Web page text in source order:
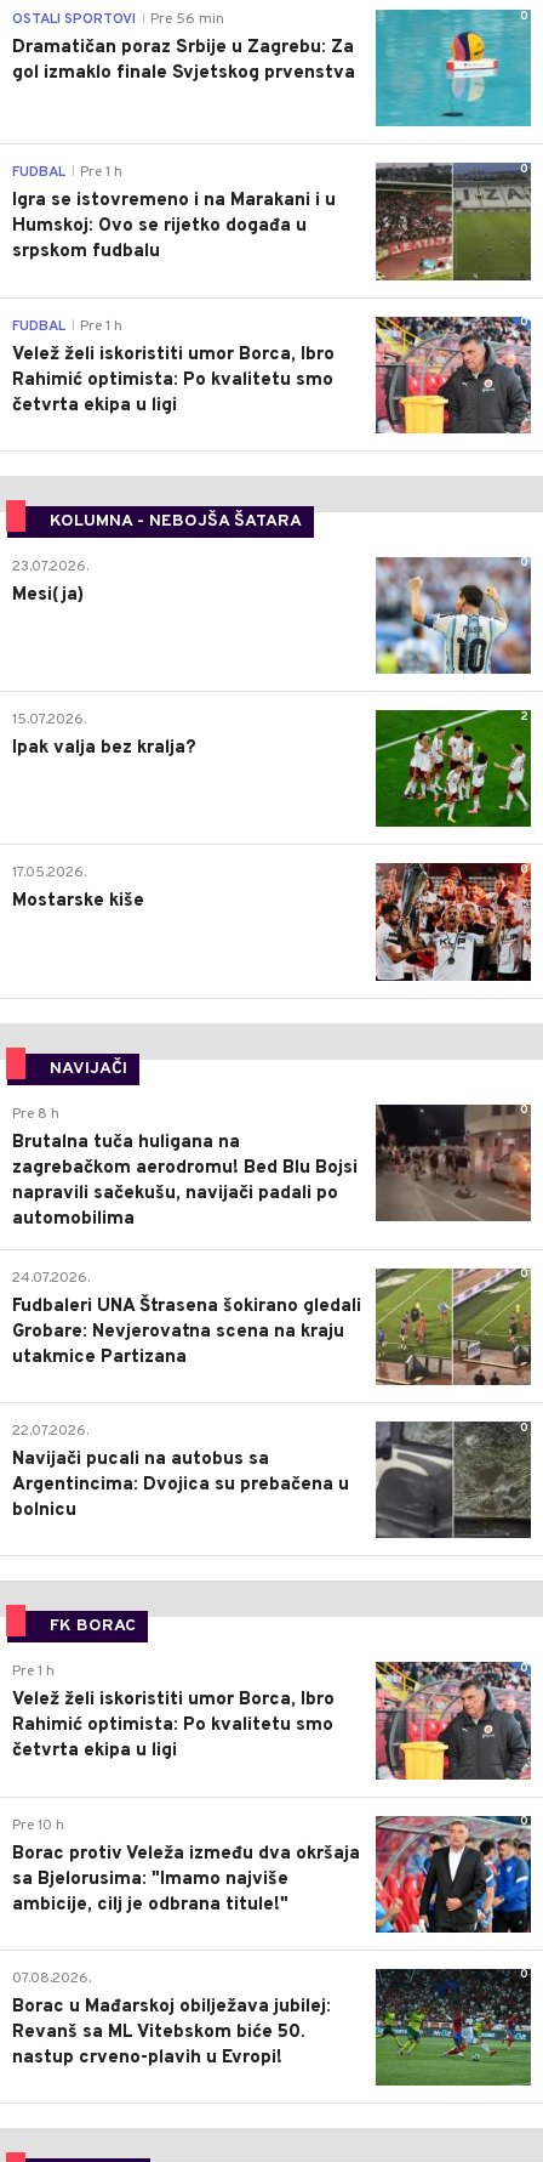
0
OSTALI SPORTOVI Pre 56 min
Dramatičan poraz Srbije u Zagrebu: Za
gol izmaklo finale Svjetskog prvenstva
0
FUDBAL Pre 1 h
Igra se istovremeno i na Marakani i u
Humskoj: Ovo se rijetko događa u
srpskom fudbalu
0
FUDBAL Pre 1 h
Velež želi iskoristiti umor Borca, Ibro
Rahimić optimista: Po kvalitetu smo
četvrta ekipa u ligi
KOLUMNA - NEBOJŠA ŠATARA
0
23.07.2026.
Mesi(ja)
2
15.07.2026.
Ipak valja bez kralja?
0
17.05.2026.
Mostarske kiše
NAVIJAČI
0
Pre 8 h
Brutalna tuča huligana na
zagrebačkom aerodromu! Bed Blu Bojsi
napravili sačekušu, navijači padali po
automobilima
0
24.07.2026.
Fudbaleri UNA Štrasena šokirano gledali
Grobare: Nevjerovatna scena na kraju
utakmice Partizana
0
22.07.2026.
Navijači pucali na autobus sa
Argentincima: Dvojica su prebačena u
bolnicu
FK BORAC
0
Pre 1 h
Velež želi iskoristiti umor Borca, Ibro
Rahimić optimista: Po kvalitetu smo
četvrta ekipa u ligi
0
Pre 10 h
Borac protiv Veleža između dva okršaja
sa Bjelorusima: "Imamo najviše
ambicije, cilj je odbrana titule!"
0
07.08.2026.
Borac u Mađarskoj obilježava jubilej:
Revanš sa ML Vitebskom biće 50.
nastup crveno-plavih u Evropi!